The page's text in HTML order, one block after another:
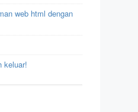
web html dengan
keluar!